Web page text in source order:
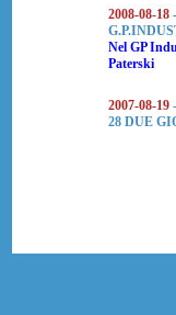
2008-08-18
Nel GP
Paterski
2007-08-19
28 DUE